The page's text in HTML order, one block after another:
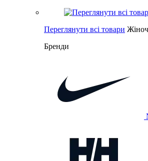
Переглянути всі товари
Бренди